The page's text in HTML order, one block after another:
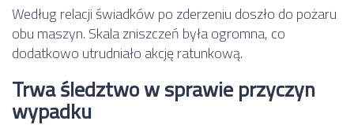
Według relacji świadków po zderzeniu doszło do pożaru
obu maszyn. Skala zniszczeń była ogromna, co
dodatkowo utrudniało akcję ratunkową.
Trwa śledztwo w sprawie przyczyn
wypadku